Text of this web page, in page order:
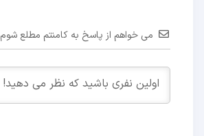
می خواهم از پاسخ به کامنتم مطلع شوم